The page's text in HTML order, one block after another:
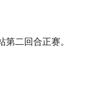
二回合正赛。